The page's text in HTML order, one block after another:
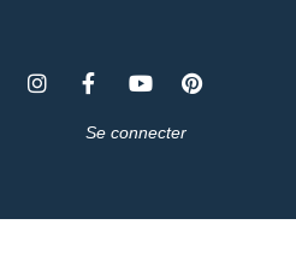
Se connecter